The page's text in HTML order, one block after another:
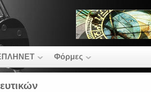
Φόρμες